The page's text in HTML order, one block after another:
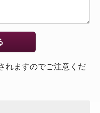
れますのでご注意くだ